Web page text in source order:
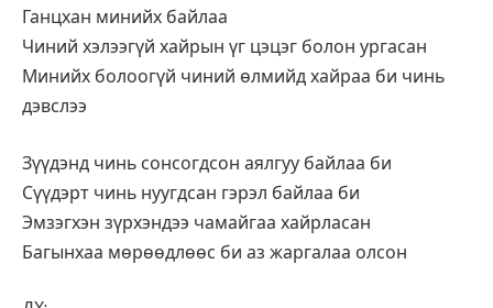
Ганцхан минийх байлаа
Чиний хэлээгүй хайрын үг цэцэг болон ургасан
Минийх болоогүй чиний өлмийд хайраа би чинь
дэвслээ
Зүүдэнд чинь сонсогдсон аялгуу байлаа би
Сүүдэрт чинь нуугдсан гэрэл байлаа би
Эмзэгхэн зүрхэндээ чамайгаа хайрласан
Багынхаа мөрөөдлөөс би аз жаргалаа олсон